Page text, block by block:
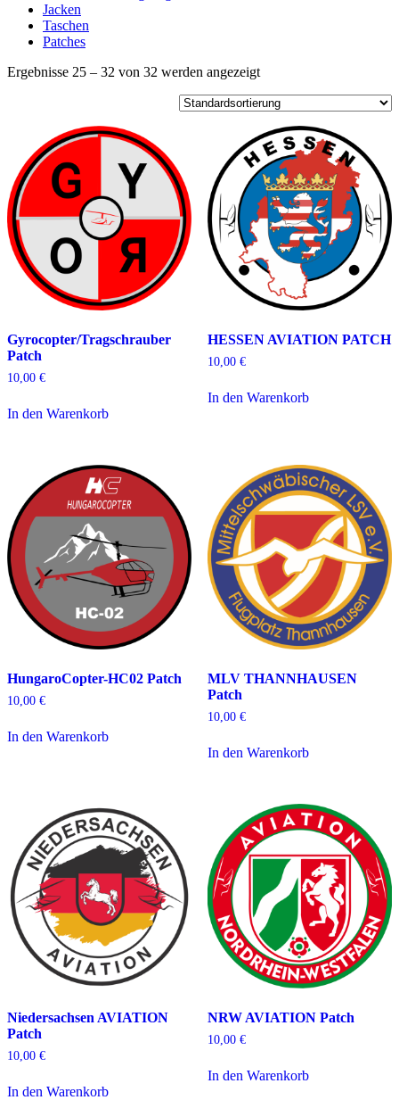
Jacken
Taschen
Patches
Ergebnisse 25 – 32 von 32 werden angezeigt
Gyrocopter/Tragschrauber
Patch
10,00 €
In den Warenkorb
HESSEN AVIATION PATCH
10,00 €
In den Warenkorb
HungaroCopter-HC02 Patch
10,00 €
In den Warenkorb
MLV THANNHAUSEN
Patch
10,00 €
In den Warenkorb
Niedersachsen AVIATION
Patch
10,00 €
In den Warenkorb
NRW AVIATION Patch
10,00 €
In den Warenkorb